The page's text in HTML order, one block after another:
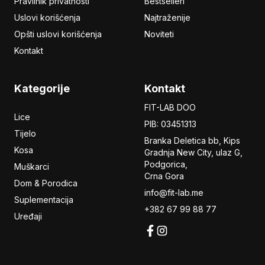
Uslovi korišćenja
Opšti uslovi korišćenja
Kontakt
Najtraženije
Noviteti
Kategorije
Lice
Tijelo
Kosa
Muškarci
Dom & Porodica
Suplementacija
Uređaji
Kontakt
FIT-LAB DOO
PIB: 03451313
Branka Deletica bb, Kips
Gradnja New City, ulaz G,
Podgorica,
Crna Gora
info@fit-lab.me
+382 67 99 88 77